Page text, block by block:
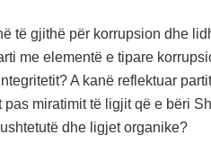
të gjithë për korrupsion dhe
me elementë e tipare
A kanë reflektuar
miratimit të ligjit që e bëri
dhe ligjet organike?